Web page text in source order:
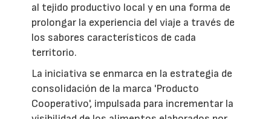
al tejido productivo local y en una forma de
prolongar la experiencia del viaje a través de
los sabores característicos de cada
territorio.
La iniciativa se enmarca en la estrategia de
consolidación de la marca 'Producto
Cooperativo', impulsada para incrementar la